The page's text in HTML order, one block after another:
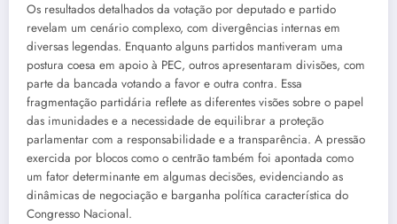
Os resultados detalhados da votação por deputado e partido
revelam um cenário complexo, com divergências internas em
diversas legendas. Enquanto alguns partidos mantiveram uma
postura coesa em apoio à PEC, outros apresentaram divisões, com
parte da bancada votando a favor e outra contra. Essa
fragmentação partidária reflete as diferentes visões sobre o papel
das imunidades e a necessidade de equilibrar a proteção
parlamentar com a responsabilidade e a transparência. A pressão
exercida por blocos como o centrão também foi apontada como
um fator determinante em algumas decisões, evidenciando as
dinâmicas de negociação e barganha política característica do
Congresso Nacional.